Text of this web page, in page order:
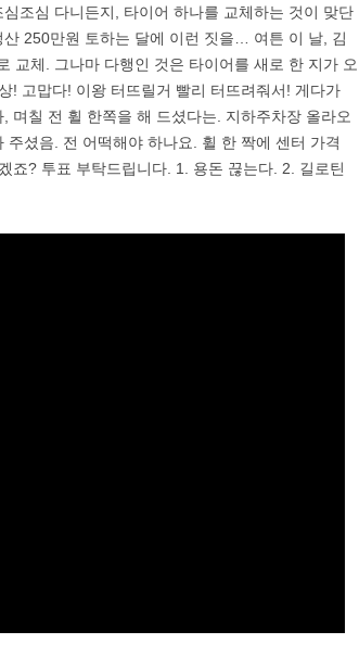
조심 다니든지, 타이어 하나를 교체하는 것이 맞단
250만원 토하는 달에 이런 짓을… 여튼 이 날, 김
교체. 그나마 다행인 것은 타이어를 새로 한 지가 오
! 고맙다! 이왕 터뜨릴거 빨리 터뜨려줘서! 게다가
며칠 전 휠 한쪽을 해 드셨다는. 지하주차장 올라오
셨음. 전 어떡해야 하나요. 휠 한 짝에 센터 가격
죠? 투표 부탁드립니다. 1. 용돈 끊는다. 2. 길로틴